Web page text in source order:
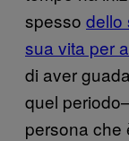
spesso dello
sua vita per
di aver
quel
persona che